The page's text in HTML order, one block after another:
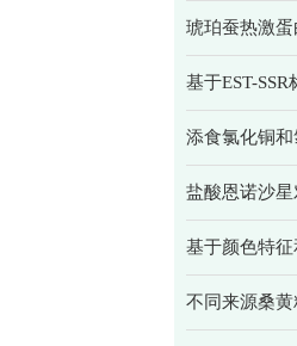
琥珀蚕热激
基于EST-
添食氯化铜
盐酸恩诺沙
基于颜色特
不同来源桑